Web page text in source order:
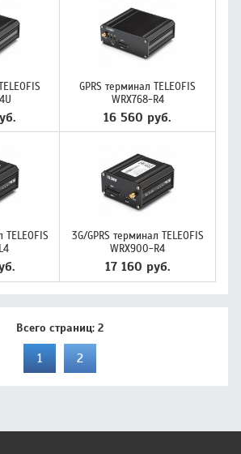
GPRS терминал TELEOFIS
WRX768-R4
16 560 руб.
TELEOFIS
3G/GPRS терминал TELEOFIS
WRX900-R4
17 160 руб.
Всего страниц: 2
1 2